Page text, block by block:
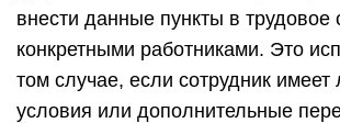
внести данные пункты в трудовое
конкретными работниками. Это
том случае, если сотрудник имеет
условия или дополнительные